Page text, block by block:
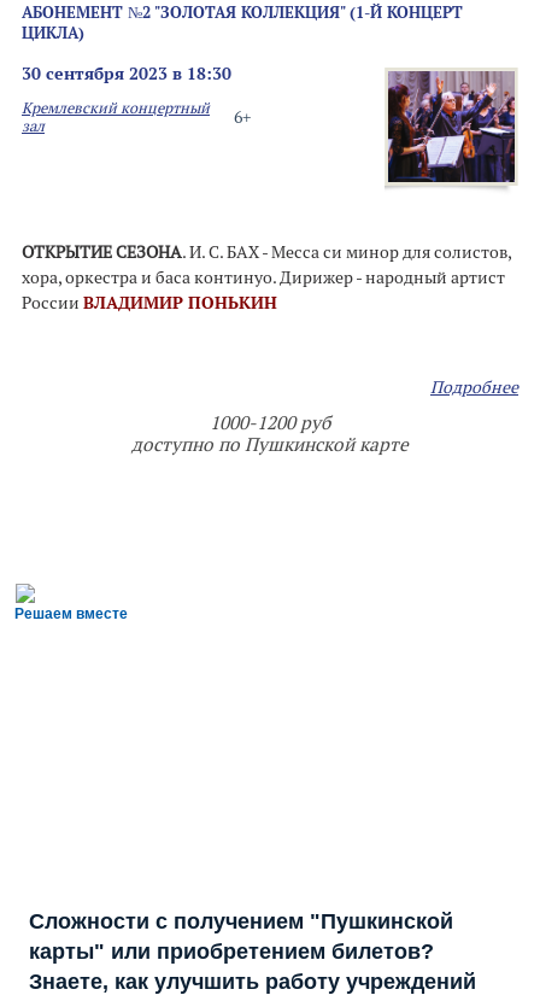
АБОНЕМЕНТ №2 "ЗОЛОТАЯ КОЛЛЕКЦИЯ" (1-Й КОНЦЕРТ
ЦИКЛА)
30 сентября 2023 в 18:30
6+
Кремлевский концертный
зал
ОТКРЫТИЕ СЕЗОНА. И. С. БАХ - Месса си минор для солистов,
хора, оркестра и баса континуо. Дирижер - народный артист
России ВЛАДИМИР ПОНЬКИН
Подробнее
1000-1200 руб
доступно по Пушкинской карте
Решаем вместе
Сложности с получением "Пушкинской
карты" или приобретением билетов?
Знаете, как улучшить работу учреждений